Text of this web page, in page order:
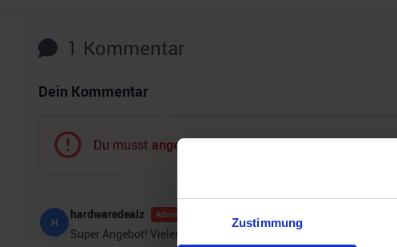
Zustimmung
1 Kommentar
Dein Kommentar
Du musst angemeldet
H
hardwaredealz Admin
Super Angebot! Vielen Dank fürs Teilen :)